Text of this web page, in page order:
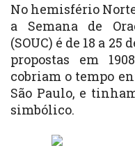
No hemisfério
a Semana de
(SOUC) é de 18 a
propostas em
cobriam o tempo
São Paulo, e
simbólico.